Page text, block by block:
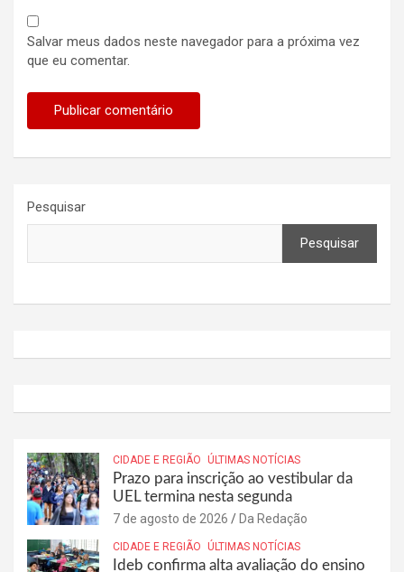
Salvar meus dados neste navegador para a próxima vez
que eu comentar.
Pesquisar
Pesquisar
CIDADE E REGIÃO ÚLTIMAS NOTÍCIAS
Prazo para inscrição ao vestibular da
UEL termina nesta segunda
7 de agosto de 2026 Da Redação
CIDADE E REGIÃO ÚLTIMAS NOTÍCIAS
Ideb confirma alta avaliação do ensino